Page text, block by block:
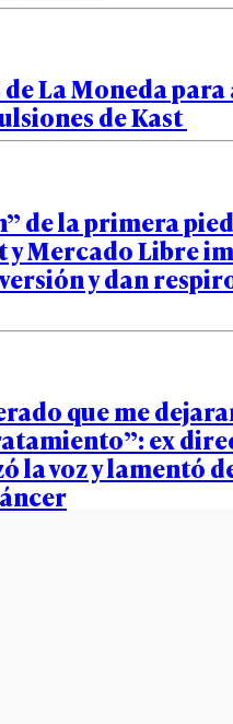
La Moneda
de Kast
de la primera
y Mercado Libre
y dan
que me
ex
la voz y lamentó